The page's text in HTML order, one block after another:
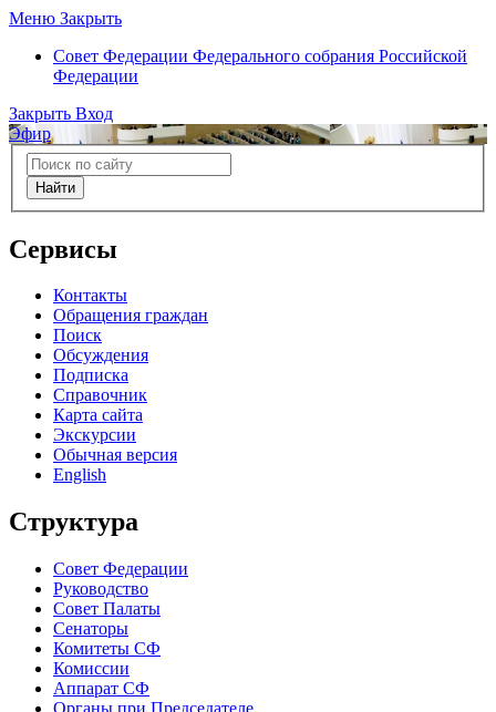
Меню Закрыть
Совет Федерации Федерального собрания Российской
Федерации
Закрыть Вход
Эфир
Найти
Сервисы
Контакты
Обращения граждан
Поиск
Обсуждения
Подписка
Справочник
Карта сайта
Экскурсии
Обычная версия
English
Структура
Совет Федерации
Руководство
Совет Палаты
Сенаторы
Комитеты СФ
Комиссии
Аппарат СФ